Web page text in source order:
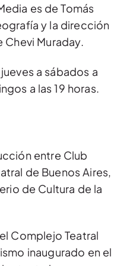
es de Tomás
y la dirección
Chevi Muraday.
a sábados a
a las 19 horas.
entre Club
de Buenos Aires,
de Cultura de la
Complejo Teatral
inaugurado en el